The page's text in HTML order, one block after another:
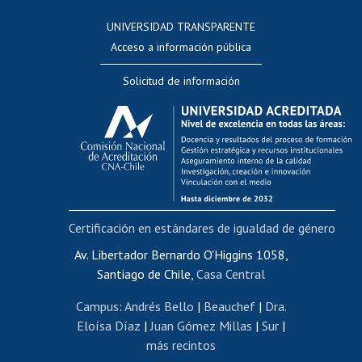
Evaluación docente
Calificación académica
Postulación al AUCAI
Funcionarias/os
Cursos internos de capacitación
Bienestar del personal
Portal de movilidad interna
Certificado de renta
Certificado de renta honorarios
Editar páginas blancas
Extranjeras/os
UNIVERSIDAD TRANSPARENTE
Acceso a información pública
Solicitud de información
Av. Libertador Bernardo O'Higgins 1058,
Santiago de Chile, Casa Central
Campus: Andrés Bello | Beauchef| Dra.
Eloísa Díaz | Juan Gómez Millas | Sur |
más recintos
Certificación en estándares de igualdad de género